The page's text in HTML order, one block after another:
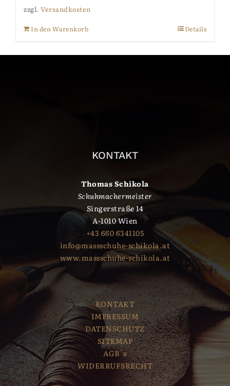
zzgl. Versandkosten
In den Warenkorb Details
KONTAKT
Thomas Schikola
Schuhmachermeister
Singerstraße 14
A-1010 Wien
+43 660 6341105
info@massschuhe-schikola.at
www.massschuhe-schikola.at
KONTAKT
IMPRESSUM
DATENSCHUTZ
SITEMAP
AGB`s
WIDERRUFSRECHT